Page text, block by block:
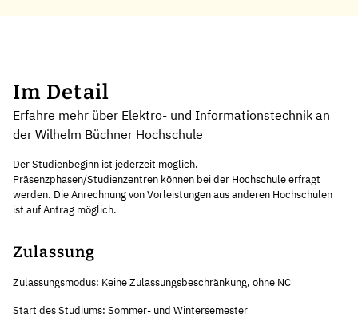
Im Detail
Erfahre mehr über Elektro- und Informationstechnik an
der Wilhelm Büchner Hochschule
Der Studienbeginn ist jederzeit möglich.
Präsenzphasen/Studienzentren können bei der Hochschule erfragt
werden. Die Anrechnung von Vorleistungen aus anderen Hochschulen
ist auf Antrag möglich.
Zulassung
Zulassungsmodus: Keine Zulassungsbeschränkung, ohne NC
Start des Studiums: Sommer- und Wintersemester